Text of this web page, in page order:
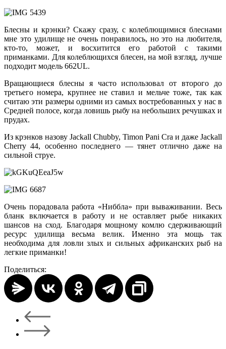
Блесны и крэнки? Скажу сразу, с колеблющимися блеснами
мне это удилище не очень понравилось, но это на любителя,
кто-то, может, и восхитится его работой с такими
приманками. Для колеблющихся блесен, на мой взгляд, лучше
подходит модель 662UL.
Вращающиеся блесны я часто использовал от второго до
третьего номера, крупнее не ставил и мельче тоже, так как
считаю эти размеры одними из самых востребованных у нас в
Средней полосе, когда ловишь рыбу на небольших речушках и
прудах.
Из крэнков назову Jackall Chubby, Timon Pani Cra и даже Jackall
Cherry 44, особенно последнего — тянет отлично даже на
сильной струе.
Очень порадовала работа «Ниббла» при вываживании. Весь
бланк включается в работу и не оставляет рыбе никаких
шансов на сход. Благодаря мощному комлю сдерживающий
ресурс удилища весьма велик. Именно эта мощь так
необходима для ловли злых и сильных африканских рыб на
легкие приманки!
Поделиться: